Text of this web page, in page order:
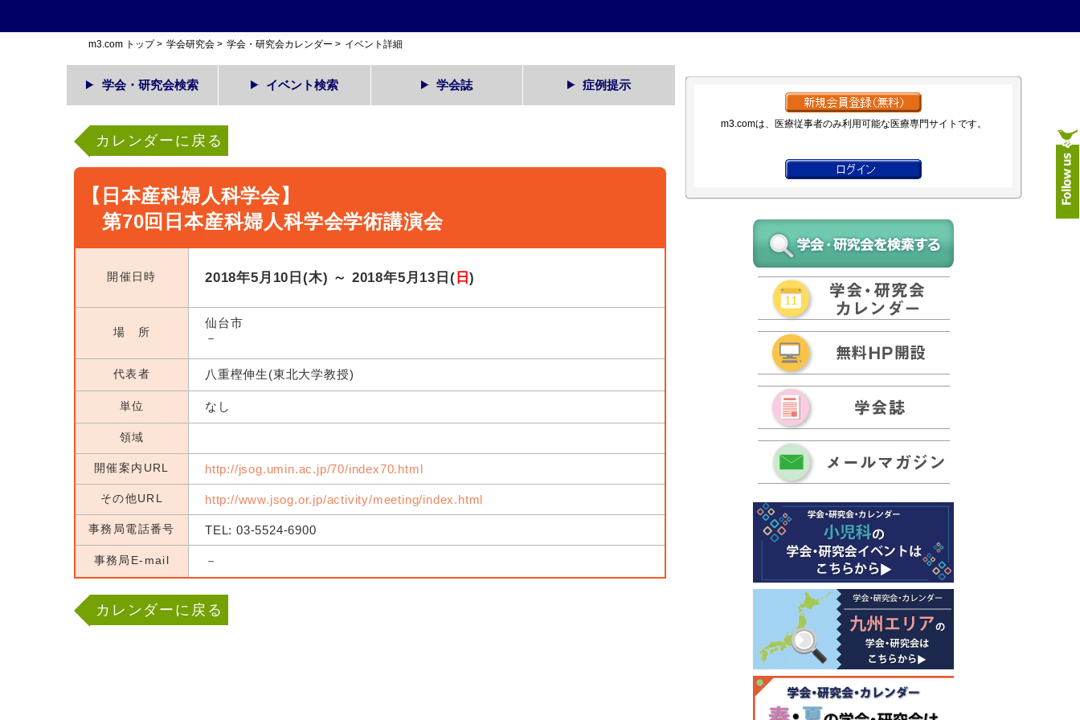
m3.com トップ> 学会研究会 > 学会・研究会カレンダー > イベント詳細
学会・研究会検索 イベント検索 学会誌 症例提示
カレンダーに戻る
【日本産科婦人科学会】
第70回日本産科婦人科学会学術講演会
開催日時 2018年5月10日(木) ～ 2018年5月13日( 日)
場 所
仙台市
－
代表者 八重樫伸生(東北大学教授)
単位 なし
領域
開催案内URL http://jsog.umin.ac.jp/70/index70.html
その他URL http://www.jsog.or.jp/activity/meeting/index.html
事務局電話番号 TEL: 03-5524-6900
事務局E-mail －
カレンダーに戻る
m3.comは、医療従事者のみ利用可能な医療専門サイトです。